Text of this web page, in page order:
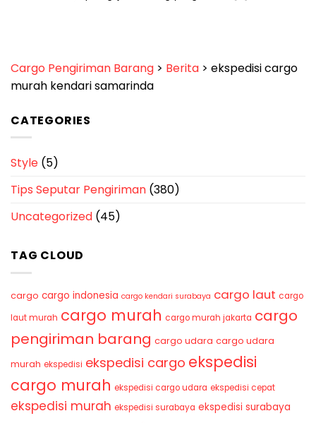
Cargo Pengiriman Barang > Berita > ekspedisi cargo
murah kendari samarinda
CATEGORIES
Style (5)
Tips Seputar Pengiriman (380)
Uncategorized (45)
TAG CLOUD
cargo cargo indonesia cargo kendari surabaya cargo laut cargo
laut murah cargo murah cargo murah jakarta cargo
pengiriman barang cargo udara cargo udara
murah ekspedisi ekspedisi cargo ekspedisi
cargo murah ekspedisi cargo udara ekspedisi cepat
ekspedisi murah ekspedisi surabaya ekspedisi surabaya